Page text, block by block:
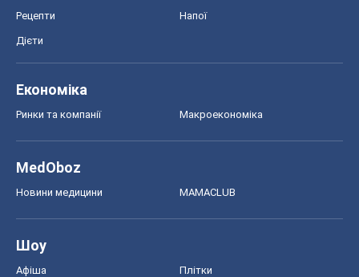
Рецепти Напої
Дієти
Економіка
Ринки та компанії Макроекономіка
MedOboz
Новини медицини MAMACLUB
Шоу
Афіша Плітки